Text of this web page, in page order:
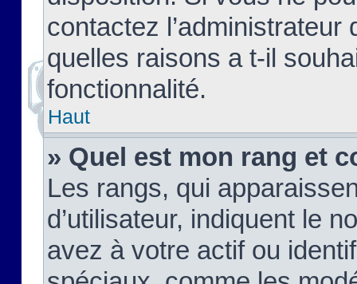
contactez
quelles raisons a t-il
fonctionnalité.
Haut
» Quel est mon rang et
Les rangs, qui
d’utilisateur, indiquent le
avez à votre actif ou